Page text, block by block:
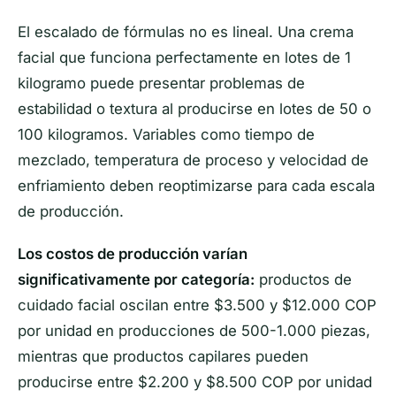
El escalado de fórmulas no es lineal. Una crema
facial que funciona perfectamente en lotes de 1
kilogramo puede presentar problemas de
estabilidad o textura al producirse en lotes de 50 o
100 kilogramos. Variables como tiempo de
mezclado, temperatura de proceso y velocidad de
enfriamiento deben reoptimizarse para cada escala
de producción.
Los costos de producción varían
significativamente por categoría: productos de
cuidado facial oscilan entre $3.500 y $12.000 COP
por unidad en producciones de 500-1.000 piezas,
mientras que productos capilares pueden
producirse entre $2.200 y $8.500 COP por unidad